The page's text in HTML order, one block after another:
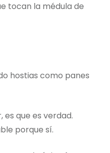
tocan la médula de
hostias como panes
es que es verdad.
porque sí.